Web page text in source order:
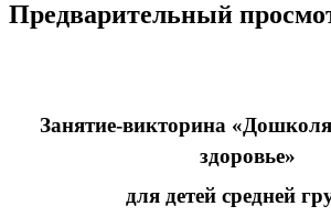
Предварительный
Занятие-викторина
здоровье»
для детей средней